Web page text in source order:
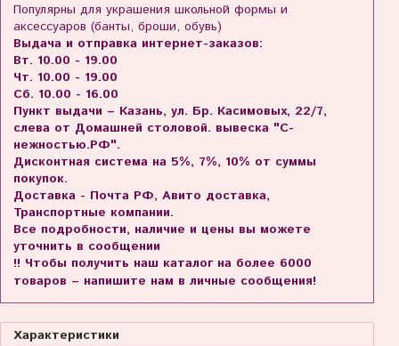
Популярны для украшения школьной формы и
аксессуаров (банты, броши, обувь)
Выдача и отправка интернет-заказов:
Вт. 10.00 - 19.00
Чт. 10.00 - 19.00
Сб. 10.00 - 16.00
Пункт выдачи – Казань, ул. Бр. Касимовых, 22/7,
слева от Домашней столовой. вывеска "С-
нежностью.РФ".
Дисконтная система на 5%, 7%, 10% от суммы
покупок.
Доставка - Почта РФ, Авито доставка,
Транспортные компании.
Все подробности, наличие и цены вы можете
уточнить в сообщении
!! Чтобы получить наш каталог на более 6000
товаров – напишите нам в личные сообщения!
Характеристики